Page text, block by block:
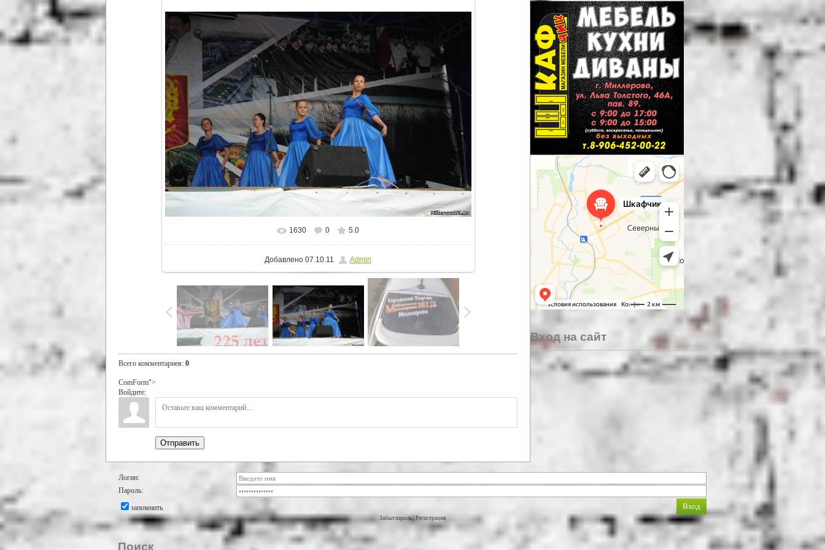
В реальном размере 807x540
1630 0 5.0
Добавлено 07.10.11 Admin
Всего комментариев: 0
ComForm">
Войдите:
Отправить
Вход на сайт
Логин:
Пароль:
запомнить
Забыл пароль|Регистрация
Поиск